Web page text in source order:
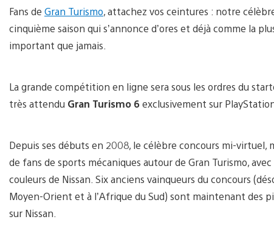
Fans de Gran Turismo, attachez vos ceintures : notre
cinquième saison qui s’annonce d’ores et déjà comme la
important que jamais.
La grande compétition en ligne sera sous les ordres du
très attendu Gran Turismo 6 exclusivement sur PlayStation
Depuis ses débuts en 2008, le célèbre concours mi-virtuel,
de fans de sports mécaniques autour de Gran Turismo,
couleurs de Nissan. Six anciens vainqueurs du concours
Moyen-Orient et à l’Afrique du Sud) sont maintenant des
sur Nissan.